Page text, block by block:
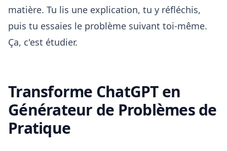
matière. Tu lis une explication, tu y réfléchis,
puis tu essaies le problème suivant toi-même.
Ça, c'est étudier.
Transforme ChatGPT en
Générateur de Problèmes de
Pratique